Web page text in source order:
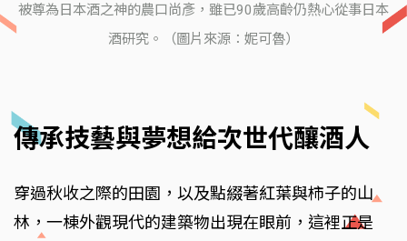
被尊為日本酒之神的農口尚彥，雖已90歲高齡仍熱心從事日本
酒研究。（圖片來源：妮可魯）
傳承技藝與夢想給次世代釀酒人
穿過秋收之際的田園，以及點綴著紅葉與柿子的山
林，一棟外觀現代的建築物出現在眼前，這裡正是